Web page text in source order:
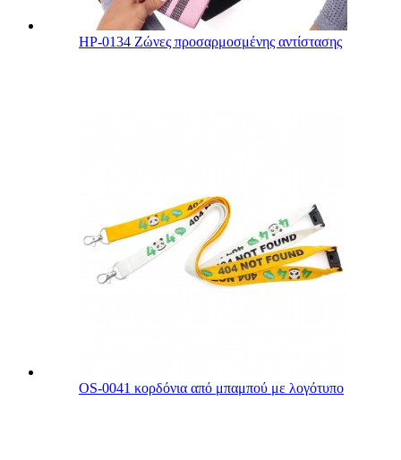
HP-0134 Ζώνες προσαρμοσμένης αντίστασης
OS-0041 κορδόνια από μπαμπού με λογότυπο